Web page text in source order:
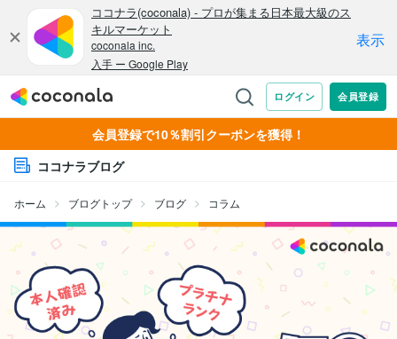
会員登録で10％割引クーポンを獲得！
ココナラブログ
ホーム ブログトップ ブログ コラム